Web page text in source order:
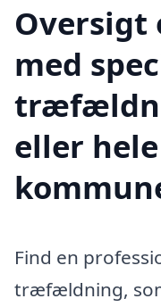
Oversigt
med
eller
Find en
træfældning,